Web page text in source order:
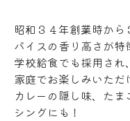
昭和３４年創業時か
パイスの香り高さが特
学校給食でも採用さ
家庭でお楽しみいただ
カレーの隠し味、た
シングにも！